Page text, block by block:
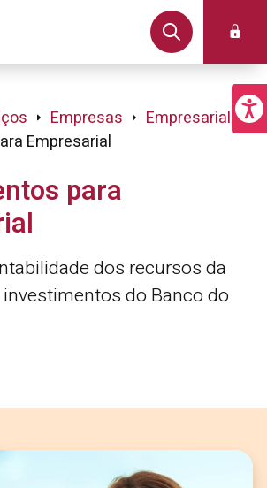
Empresas
Empresarial
Empresarial
para
dos recursos da
do Banco do